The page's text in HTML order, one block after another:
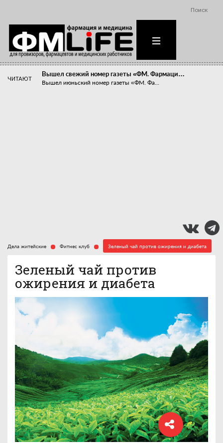
Поиск
ЧИТАЮТ
Вышел свежий номер газеты «ФМ. Фармаци…
Вышел июньский номер газеты «ФМ. Фа...
Дела житейские Фитнес клуб Зеленый чай против ожирения и диабета
Зеленый чай против
ожирения и диабета